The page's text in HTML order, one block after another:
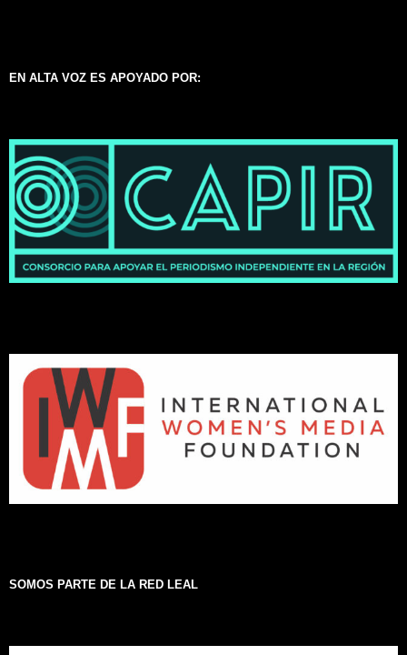
EN ALTA VOZ ES APOYADO POR:
SOMOS PARTE DE LA RED LEAL